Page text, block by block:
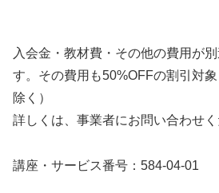
入会金・教材費・その他の費用が
す。その費用も50%OFFの割引対
除く）
詳しくは、事業者にお問い合わせく
講座・サービス番号：584-04-01